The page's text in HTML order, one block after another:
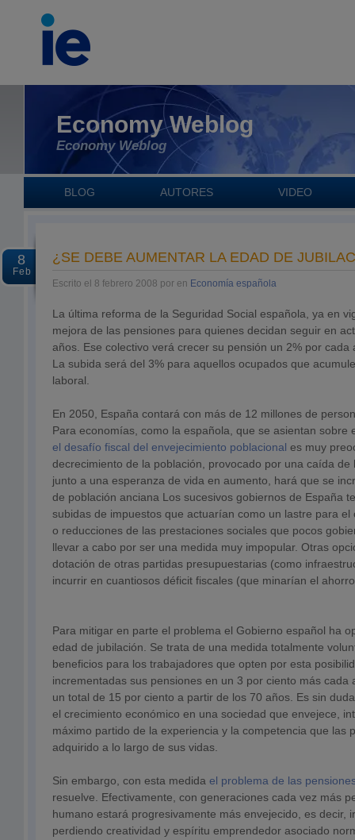
Economy Weblog
Economy Weblog
BLOG AUTORES VIDEO
8
Feb
¿SE DEBE AUMENTAR LA EDAD DE
Escrito el 8 febrero 2008 por en Economía española
La última reforma de la Seguridad Social española, ya en
mejora de las pensiones para quienes decidan seguir en
años. Ese colectivo verá crecer su pensión un 2% por cada
La subida será del 3% para aquellos ocupados que
laboral.
En 2050, España contará con más de 12 millones de
Para economías, como la española, que se asientan sobre
el desafío fiscal del envejecimiento poblacional es muy
decrecimiento de la población, provocado por una caída de
junto a una esperanza de vida en aumento, hará que se
de población anciana Los sucesivos gobiernos de España
subidas de impuestos que actuarían como un lastre para el
o reducciones de las prestaciones sociales que pocos
llevar a cabo por ser una medida muy impopular. Otras
dotación de otras partidas presupuestarias (como
incurrir en cuantiosos déficit fiscales (que minarían el
Para mitigar en parte el problema el Gobierno español ha
edad de jubilación. Se trata de una medida totalmente
beneficios para los trabajadores que opten por esta
incrementadas sus pensiones en un 3 por ciento más cada
un total de 15 por ciento a partir de los 70 años. Es sin
el crecimiento económico en una sociedad que envejece,
máximo partido de la experiencia y la competencia que las
adquirido a lo largo de sus vidas.
Sin embargo, con esta medida el problema de las
resuelve. Efectivamente, con generaciones cada vez más
humano estará progresivamente más envejecido, es decir,
perdiendo creatividad y espíritu emprendedor asociado